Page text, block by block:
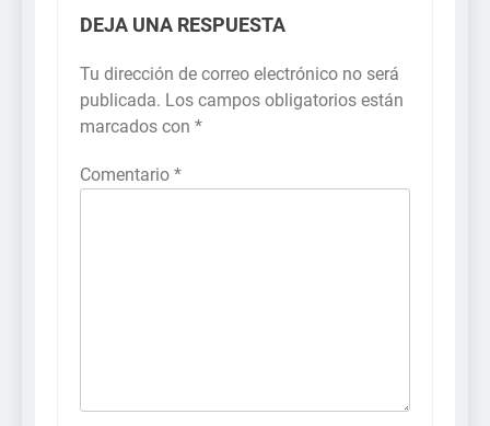
DEJA UNA RESPUESTA
Tu dirección de correo electrónico no será
publicada. Los campos obligatorios están
marcados con *
Comentario *